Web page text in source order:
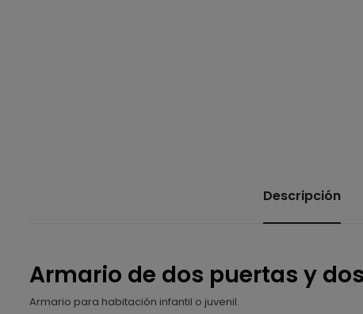
Descripción
Armario de dos puertas y
Armario para habitación infantil o juvenil.